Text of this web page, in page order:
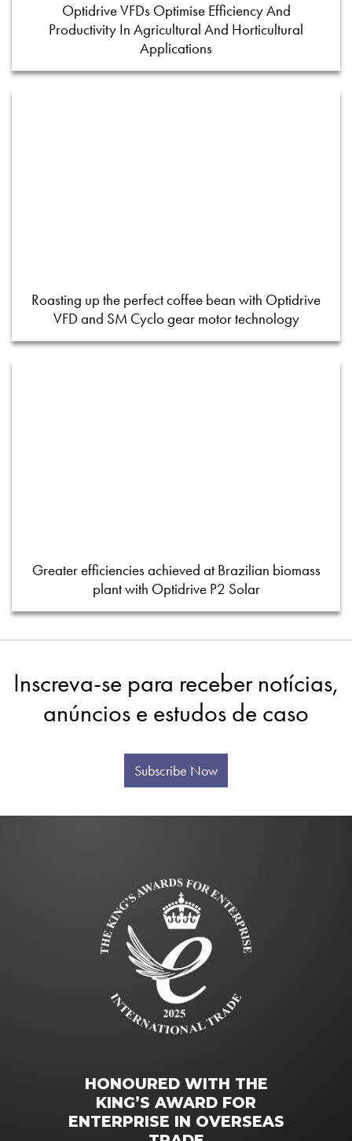
Optidrive VFDs Optimise Efficiency And
Productivity In Agricultural And Horticultural
Applications
Roasting up the perfect coffee bean with Optidrive
VFD and SM Cyclo gear motor technology
Greater efficiencies achieved at Brazilian biomass
plant with Optidrive P2 Solar
Inscreva-se para receber notícias,
anúncios e estudos de caso
Subscribe Now
HONOURED WITH THE
KING’S AWARD FOR
ENTERPRISE IN OVERSEAS